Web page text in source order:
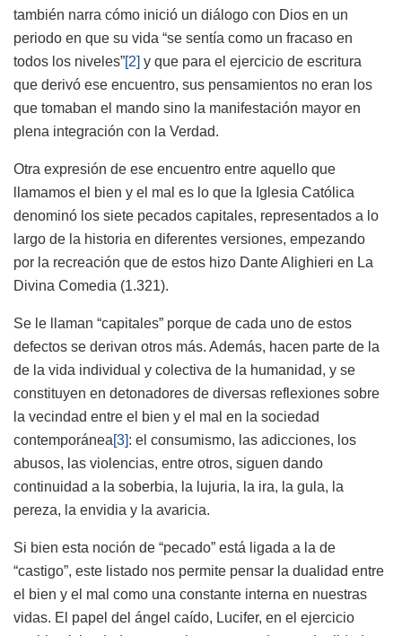
también narra cómo inició un diálogo con Dios en un
periodo en que su vida “se sentía como un fracaso en
todos los niveles”[2] y que para el ejercicio de escritura
que derivó ese encuentro, sus pensamientos no eran los
que tomaban el mando sino la manifestación mayor en
plena integración con la Verdad.
Otra expresión de ese encuentro entre aquello que
llamamos el bien y el mal es lo que la Iglesia Católica
denominó los siete pecados capitales, representados a lo
largo de la historia en diferentes versiones, empezando
por la recreación que de estos hizo Dante Alighieri en La
Divina Comedia (1.321).
Se le llaman “capitales” porque de cada uno de estos
defectos se derivan otros más. Además, hacen parte de la
de la vida individual y colectiva de la humanidad, y se
constituyen en detonadores de diversas reflexiones sobre
la vecindad entre el bien y el mal en la sociedad
contemporánea[3]: el consumismo, las adicciones, los
abusos, las violencias, entre otros, siguen dando
continuidad a la soberbia, la lujuria, la ira, la gula, la
pereza, la envidia y la avaricia.
Si bien esta noción de “pecado” está ligada a la de
“castigo”, este listado nos permite pensar la dualidad entre
el bien y el mal como una constante interna en nuestras
vidas. El papel del ángel caído, Lucifer, en el ejercicio